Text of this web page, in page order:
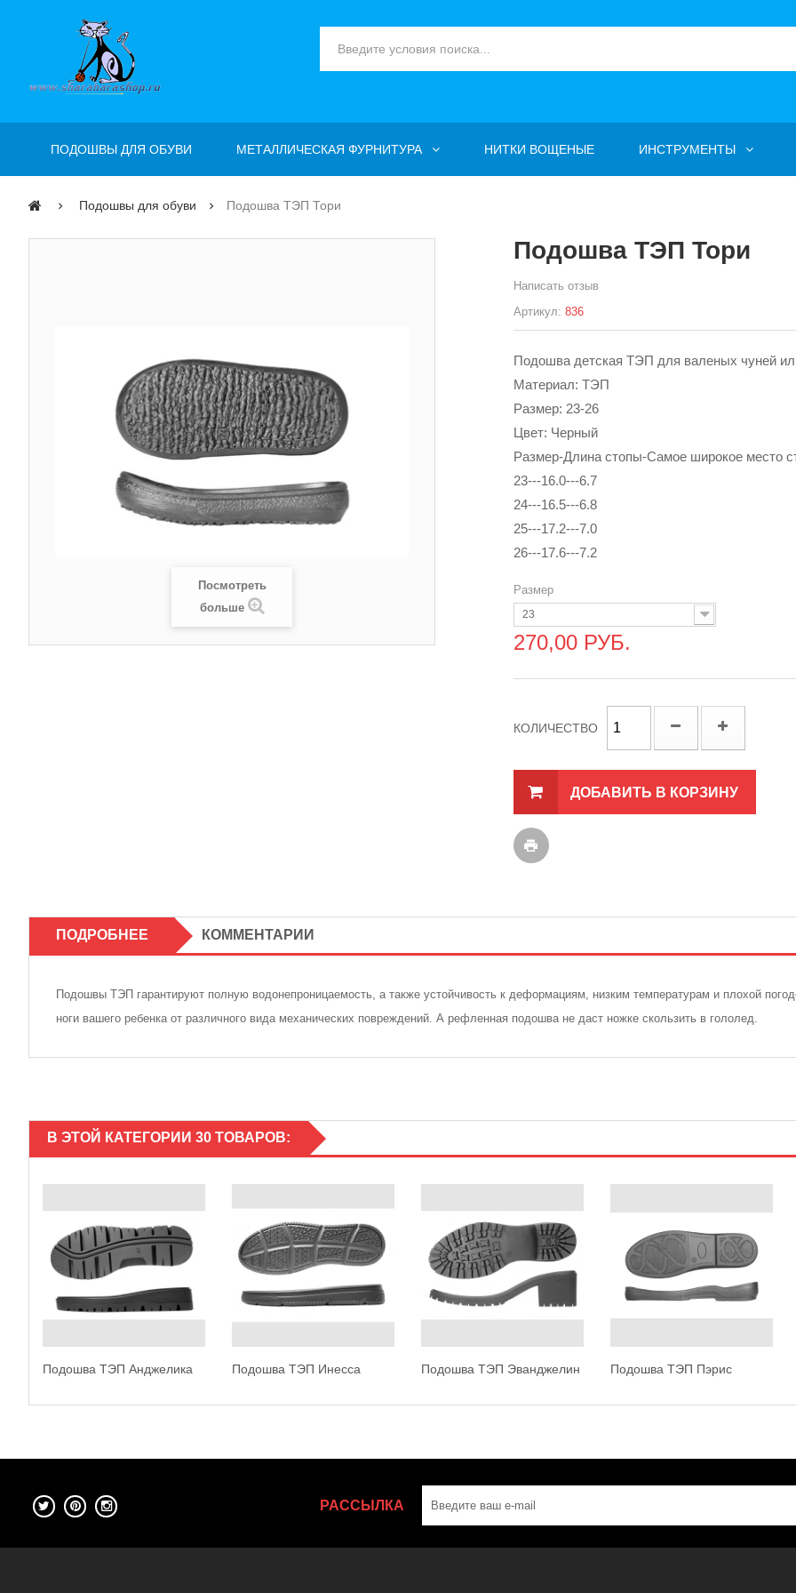
ПОДОШВЫ ДЛЯ ОБУВИ МЕТАЛЛИЧЕСКАЯ ФУРНИТУРА НИТКИ ВОЩЕНЫЕ ИНСТРУМЕНТЫ
Подошвы для обуви Подошва ТЭП Тори
Посмотреть
больше
Подошва ТЭП Тори
Написать отзыв
Артикул: 836
Подошва детская ТЭП для валеных чуней
Материал: ТЭП
Размер: 23-26
Цвет: Черный
Размер-Длина стопы-Самое широкое место
23---16.0---6.7
24---16.5---6.8
25---17.2---7.0
26---17.6---7.2
Размер
23
270,00 РУБ.
КОЛИЧЕСТВО
ДОБАВИТЬ В КОРЗИНУ
ПОДРОБНЕЕ КОММЕНТАРИИ
Подошвы ТЭП гарантируют полную водонепроницаемость, а также устойчивость к деформациям, низким температурам и плохой
ноги вашего ребенка от различного вида механических повреждений. А рефленная подошва не даст ножке скользить в гололед.
В ЭТОЙ КАТЕГОРИИ 30 ТОВАРОВ:
Подошва ТЭП Анджелика Подошва ТЭП Инесса Подошва ТЭП Эванджелин Подошва ТЭП Пэрис
РАССЫЛКА